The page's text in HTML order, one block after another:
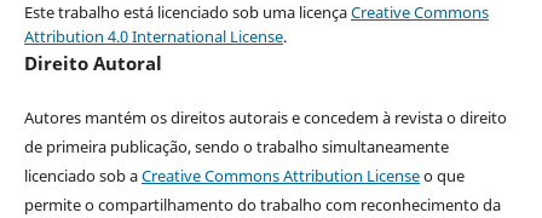
Este trabalho está licenciado sob uma licençaCreative Commons
Attribution 4.0 International License.
Direito Autoral
Autores mantém os direitos autorais e concedem à revista o direito
de primeira publicação, sendo o trabalho simultaneamente
licenciado sob aCreative Commons Attribution Licenseo que
permite o compartilhamento do trabalho com reconhecimento da